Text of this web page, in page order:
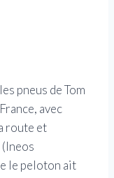
pneus de Tom
avec
route et
le peloton ait